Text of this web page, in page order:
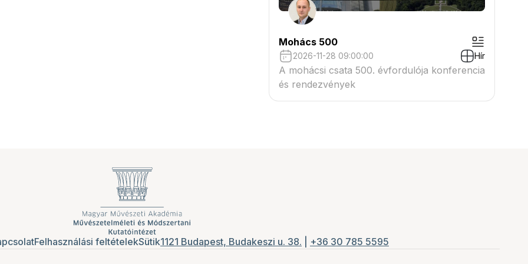
Mohács 500
2026-11-28 09:00:00 Hír
A mohácsi csata 500. évfordulója konferencia
és rendezvények
Felhasználási feltételekSütik1121 Budapest, Budakeszi u. 38. +36 30 785 5595